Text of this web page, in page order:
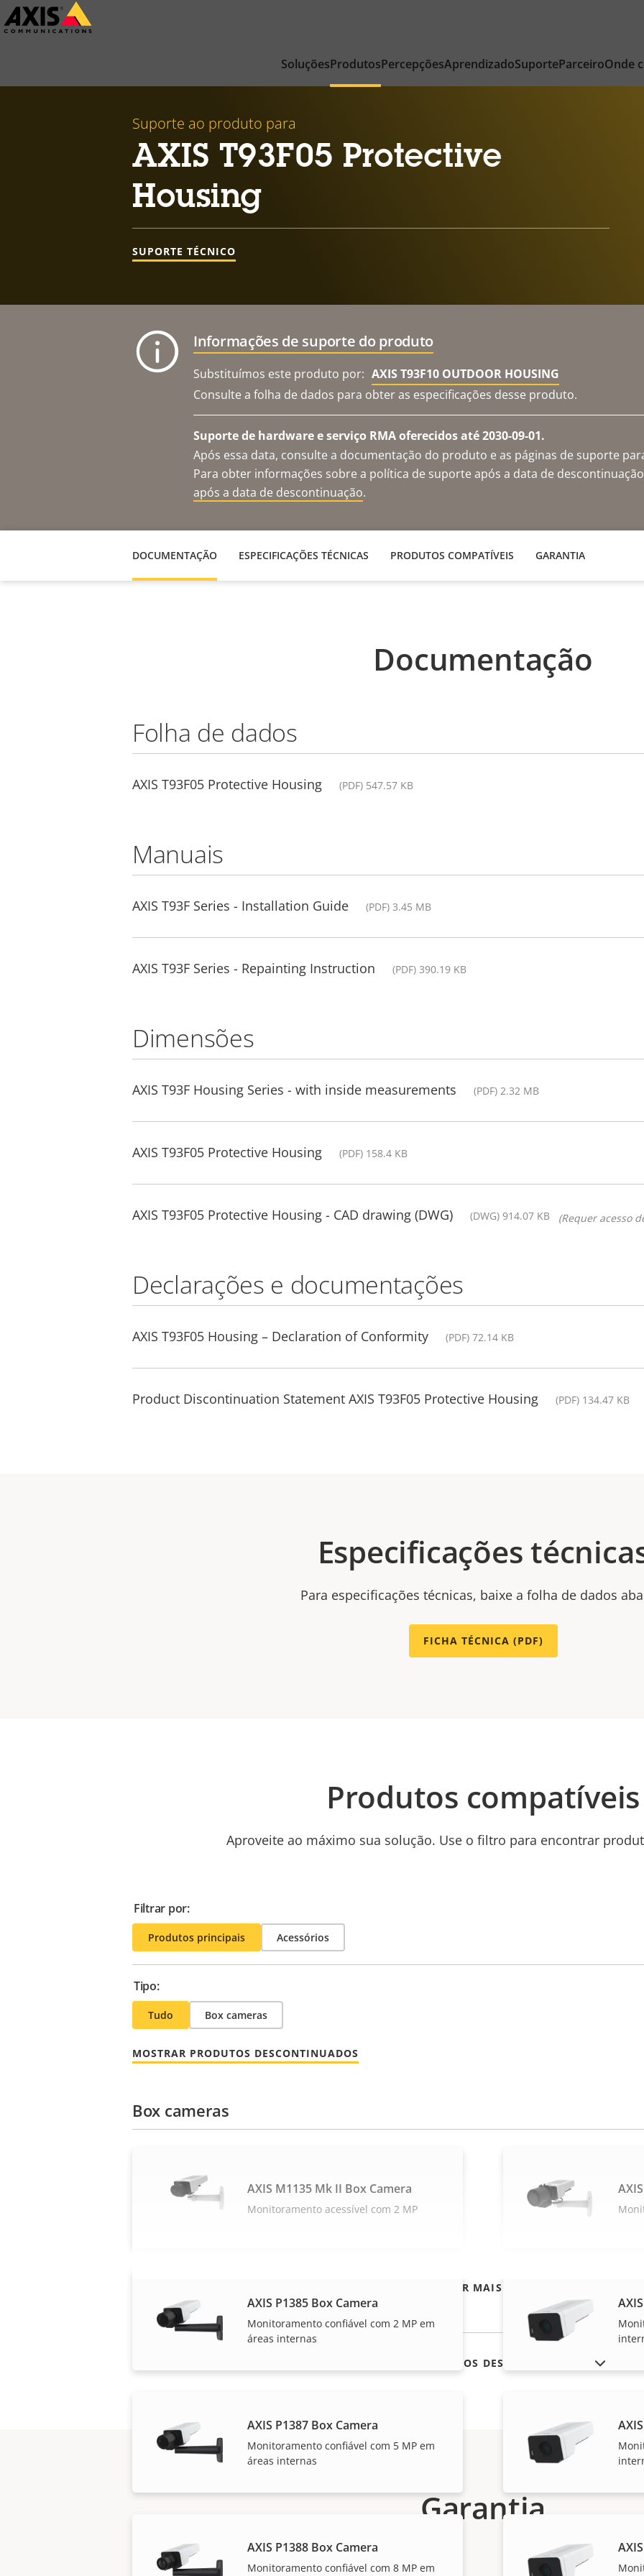
Pular
para
SoluçõesProdutosPercepçõesAprendizadoSuporteParceiroOnde
Suporte ao produto para
AXIS T93F05 Protective
Housing
SUPORTE TÉCNICO
Informações de suporte do produto
Substituímos este produto por: AXIS T93F10 OUTDOOR HOUSING
Consulte a folha de dados para obter as especificações desse produto.
Suporte de hardware e serviço RMA oferecidos até 2030-09-01.
Após essa data, consulte a documentação do produto e as páginas de suporte
Para obter informações sobre a política de suporte após a data de
após a data de descontinuação.
DOCUMENTAÇÃO ESPECIFICAÇÕES TÉCNICAS PRODUTOS COMPATÍVEIS GARANTIA
Documentação
Folha de dados
AXIS T93F05 Protective Housing (PDF) 547.57 KB
Manuais
AXIS T93F Series - Installation Guide (PDF) 3.45 MB
AXIS T93F Series - Repainting Instruction (PDF) 390.19 KB
Dimensões
AXIS T93F Housing Series - with inside measurements (PDF) 2.32 MB
AXIS T93F05 Protective Housing (PDF) 158.4 KB
AXIS T93F05 Protective Housing - CAD drawing (DWG) (DWG) 914.07 KB (Requer acesso
Declarações e documentações
AXIS T93F05 Housing – Declaration of Conformity (PDF) 72.14 KB
Product Discontinuation Statement AXIS T93F05 Protective Housing (PDF) 134.47 KB
Especificações
Para especificações técnicas, baixe a folha de dados
FICHA TÉCNICA (PDF)
Produtos compatíveis
Aproveite ao máximo sua solução. Use o filtro para encontrar
Filtrar por:
Produtos principais Acessórios
Tipo:
Tudo Box cameras
MOSTRAR PRODUTOS DESCONTINUADOS
VER MAIS
Box cameras
AXIS M1135 Mk II Box Camera
Monitoramento acessível com 2 MP
AXIS P1385 Box Camera
Monitoramento confiável com 2 MP em
áreas internas
AXIS P1387 Box Camera
Monitoramento confiável com 5 MP em
áreas internas
AXIS P1388 Box Camera
Monitoramento confiável com 8 MP em
MOSTRAR PRODUTOS DESCONTINUADOS
Garantia